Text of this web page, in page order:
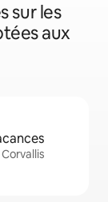
sur les
aux